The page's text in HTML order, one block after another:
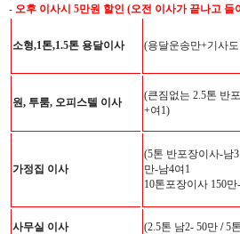
- 오후 이사시 5만원 할인 (오전 이사가 끝나고
소형,1톤,1.5톤 용달이사 (용달운송만+기사
원, 투룸, 오피스텔 이사
(큰짐없는 2.5톤 반
+여1)
가정집 이사
(5톤 반포장이사-남
만-남4여1
10톤포장이사 150
사무실 이사 (2.5톤 남2- 50만 /5